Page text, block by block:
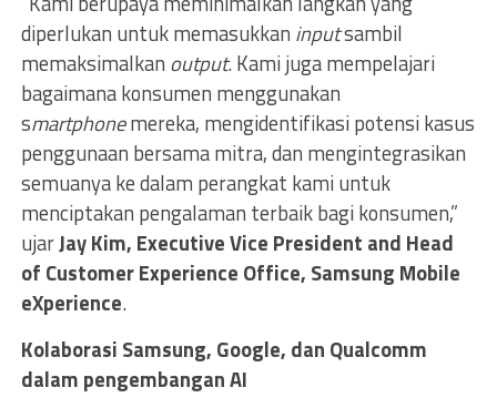
diperlukan untuk memasukkan inputsambil
memaksimalkan output. Kami juga mempelajari
bagaimana konsumen menggunakan
smartphonemereka, mengidentifikasi potensi kasus
penggunaan bersama mitra, dan mengintegrasikan
semuanya ke dalam perangkat kami untuk
menciptakan pengalaman terbaik bagi konsumen,”
ujarJay Kim, Executive Vice President and Head
of Customer Experience Office, Samsung Mobile
eXperience.
Kolaborasi Samsung, Google, dan Qualcomm
dalam pengembangan AI